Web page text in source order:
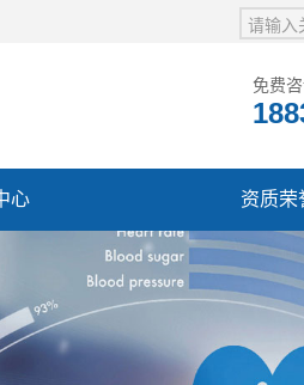
免费
心 资质荣